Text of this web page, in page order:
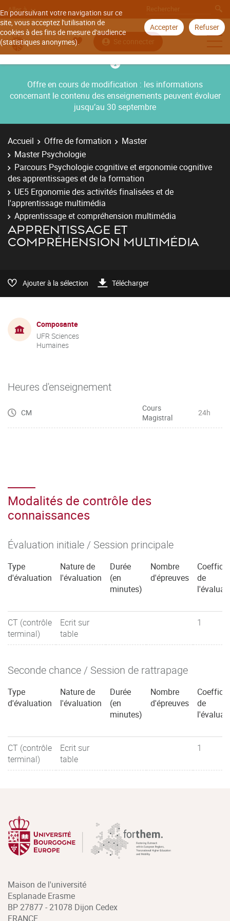
En poursuivant votre navigation sur ce
site, vous acceptez l'utilisation de
cookies à des fins de mesure d'audience
(statistiques anonymes).
Accepter Refuser
Aller à
Se connecter
Offre en cours de modification : les informations
concernant le contenu des enseignements peuvent évoluer
jusqu’au 30 septembre
Accueil Offre de formation
Master
Master Psychologie
Parcours Psychologie cognitive et ergonomie cognitive
des apprentissages et de la formation
UE5 Ergonomie des activités finalisées et de
l'apprentissage multimédia
Apprentissage et compréhension multimédia
APPRENTISSAGE ET
COMPRÉHENSION MULTIMÉDIA
Ajouter à la sélection Télécharger
Composante
UFR Sciences
Humaines
Heures d'enseignement
CM
Cours
Magistral
24h
Modalités de contrôle des
connaissances
Évaluation initiale / Session principale
Type
d'évaluation
Nature de
l'évaluation
Durée
(en
minutes)
Nombre
d'épreuves
de
CT (contrôle
terminal)
Ecrit sur
table
1
Seconde chance / Session de rattrapage
Type
d'évaluation
Nature de
l'évaluation
Durée
(en
minutes)
Nombre
d'épreuves
de
CT (contrôle
terminal)
Ecrit sur
table
1
Maison de l'université
Esplanade Erasme
BP 27877 - 21078 Dijon Cedex
FRANCE